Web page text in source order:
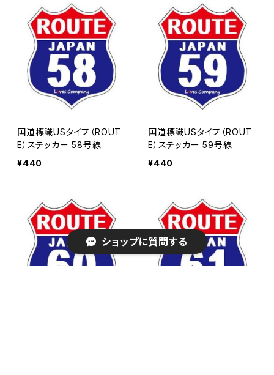
国道標識USタイプ（ROUT
E）ステッカー 58号線
¥440
国道標識USタイプ（ROUT
E）ステッカー 59号線
¥440
ショップに質問する